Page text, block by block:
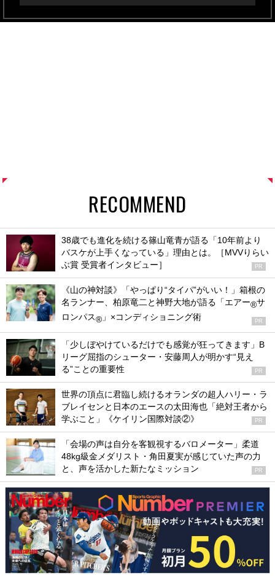
RECOMMEND
38歳でも進化を続ける篠山竜青が語る「10年前より
バスケが上手くなっている」理由とは。［MVVりらい
ぶ賞 受賞者インタビュー］
PR
《山の神対談》「やっぱり“タイパ”がいい！」箱根の
名ランナー、柏原竜二と神野大地が語る「エアー®サ
ロンパス® 」×コンディショニング術 PR
「少しぼやけているだけでも感覚が狂ってきます」B
リーグ屈指のシューター・安藤周人が明かす“見え
る”ことの重要性
PR
世界の頂点に君臨し続けるオランダの超人ハリー・ラ
ブレイセンと日本のエースの太田海也「絶対王者から
学ぶこと」《ケイリン国際対談②》
PR
「会場の声は自分を客観視するバロメーター」柔道
48kg級金メダリスト・角田夏実が感じていた声の力
と、声を活かした新たなミッション
PR